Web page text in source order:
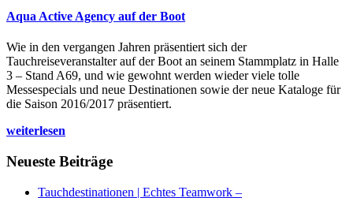
Aqua Active Agency auf der Boot
Wie in den vergangen Jahren präsentiert sich der
Tauchreiseveranstalter auf der Boot an seinem Stammplatz in Halle
3 – Stand A69, und wie gewohnt werden wieder viele tolle
Messespecials und neue Destinationen sowie der neue Kataloge für
die Saison 2016/2017 präsentiert.
weiterlesen
Neueste Beiträge
Tauchdestinationen | Echtes Teamwork –